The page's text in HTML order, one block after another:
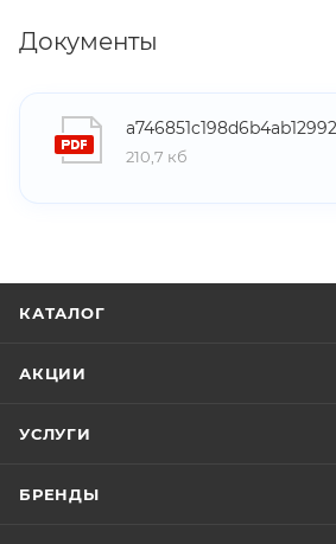
Документы
210,7 кб
КАТАЛОГ
АКЦИИ
УСЛУГИ
БРЕНДЫ